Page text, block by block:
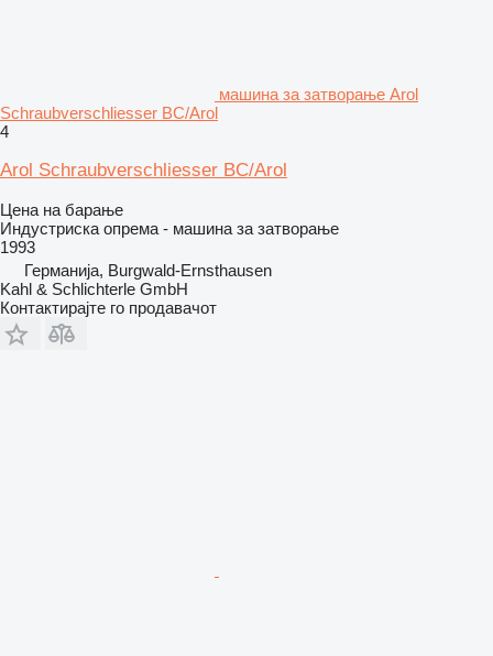
машина за затворање Arol
Schraubverschliesser BC/Arol
4
Arol Schraubverschliesser BC/Arol
Цена на барање
Индустриска опрема - машина за затворање
1993
Германија, Burgwald-Ernsthausen
Kahl & Schlichterle GmbH
Контактирајте го продавачот